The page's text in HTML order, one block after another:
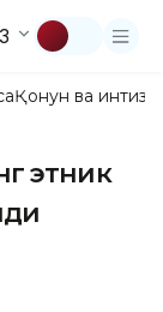
Қонун ва
этник